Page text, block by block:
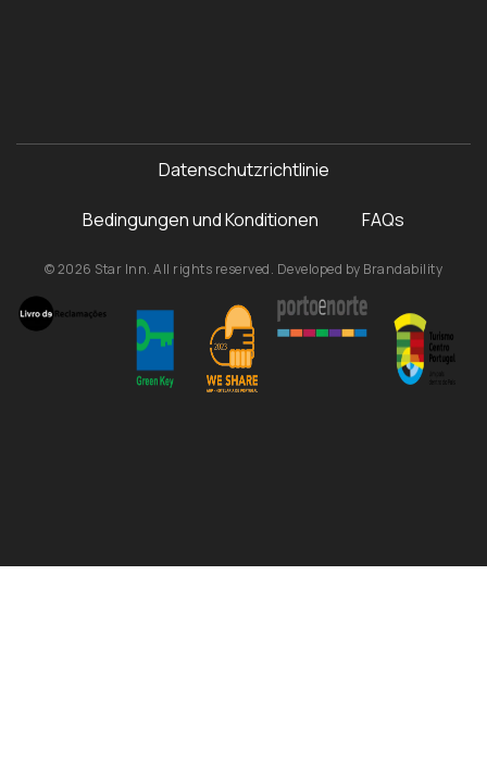
Datenschutzrichtlinie
Bedingungen und Konditionen FAQs
© 2026 Star Inn. All rights reserved. Developed by Brandability